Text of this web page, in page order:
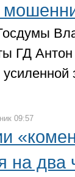
ГД
09:57
на два